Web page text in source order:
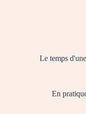
Le temps
En